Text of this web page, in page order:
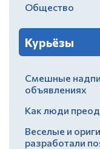
Общество
Курьёзы
Смешные
объявлениях
Как люди
Веселые и
разработали